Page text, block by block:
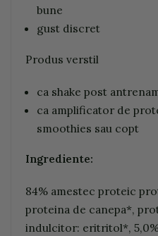
bune
gust discret
Produs verstil
ca shake post
ca amplificator de
smoothies sau copt
Ingrediente:
84% amestec proteic
proteina de canepa*,
indulcitor: eritritol*,